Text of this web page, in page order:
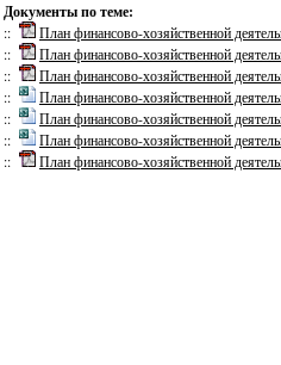
Документы по теме:
:: План финансово-хозяйственной
:: План финансово-хозяйственной
:: План финансово-хозяйственной
:: План финансово-хозяйственной
:: План финансово-хозяйственной
:: План финансово-хозяйственной
:: План финансово-хозяйственной